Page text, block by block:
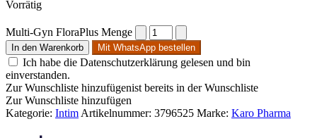
Vorrätig
Multi-Gyn FloraPlus Menge
In den Warenkorb Mit WhatsApp bestellen
Ich habe die Datenschutzerklärung gelesen und bin
einverstanden.
Zur Wunschliste hinzufügenist bereits in der Wunschliste
Zur Wunschliste hinzufügen
Kategorie: Intim Artikelnummer: 3796525 Marke: Karo Pharma